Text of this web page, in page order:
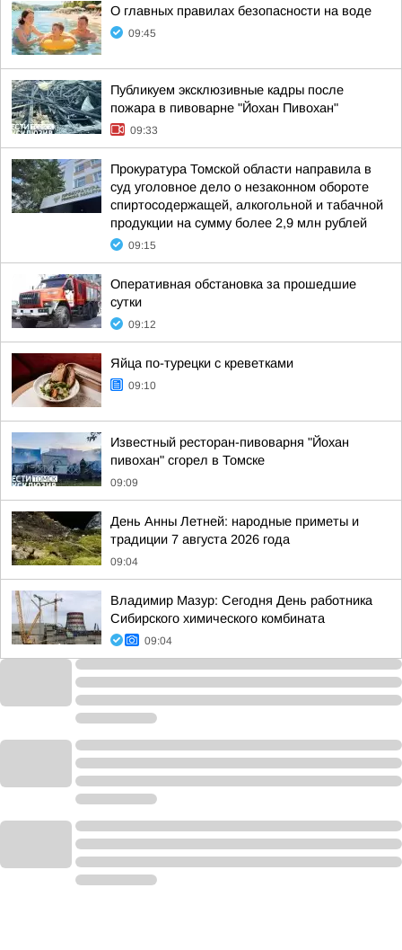
О главных правилах безопасности на воде
09:45
Публикуем эксклюзивные кадры после
пожара в пивоварне "Йохан Пивохан"
09:33
Прокуратура Томской области направила в
суд уголовное дело о незаконном обороте
спиртосодержащей, алкогольной и табачной
продукции на сумму более 2,9 млн рублей
09:15
Оперативная обстановка за прошедшие
сутки
09:12
Яйца по-турецки с креветками
09:10
Известный ресторан-пивоварня "Йохан
пивохан" сгорел в Томске
09:09
День Анны Летней: народные приметы и
традиции 7 августа 2026 года
09:04
Владимир Мазур: Сегодня День работника
Сибирского химического комбината
09:04